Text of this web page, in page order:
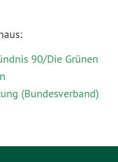
90/Die Grünen
(Bundesverband)